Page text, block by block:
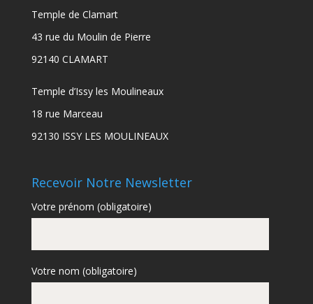
Temple de Clamart
43 rue du Moulin de Pierre
92140 CLAMART
Temple d’Issy les Moulineaux
18 rue Marceau
92130 ISSY LES MOULINEAUX
Recevoir Notre Newsletter
Votre prénom (obligatoire)
Votre nom (obligatoire)